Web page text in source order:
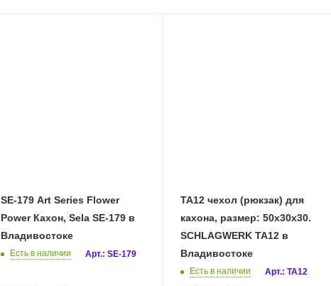
SE-179 Art Series Flower
Power Кахон, Sela SE-179 в
Владивостоке
Есть в наличии Арт.: SE-179
TA12 чехол (рюкзак) для
кахона, размер: 50х30х30.
SCHLAGWERK TA12 в
Владивостоке
Есть в наличии Арт.: TA12